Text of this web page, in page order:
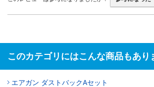
このカテゴリにはこんな商品もあり
エアガン ダストバックAセット